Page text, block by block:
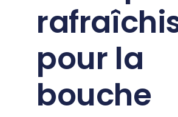
pour la
bouche